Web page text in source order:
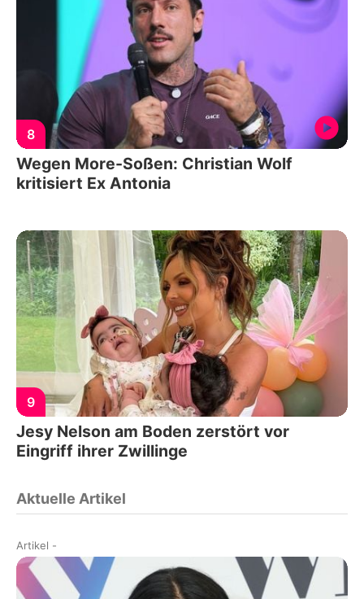
8
Wegen More-Soßen: Christian Wolf
kritisiert Ex Antonia
9
Jesy Nelson am Boden zerstört vor
Eingriff ihrer Zwillinge
Aktuelle Artikel
Artikel -